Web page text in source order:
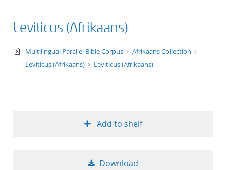
Leviticus (Afrikaans)
text/xml
Multilingual Parallel Bible Corpus
Afrikaans Collection
Leviticus (Afrikaans)
Leviticus (Afrikaans)
Add to shelf
Download